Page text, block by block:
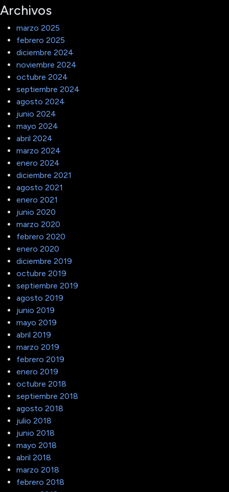
Archivos
marzo 2025
febrero 2025
diciembre 2024
noviembre 2024
octubre 2024
septiembre 2024
agosto 2024
junio 2024
mayo 2024
abril 2024
marzo 2024
enero 2024
diciembre 2021
agosto 2021
enero 2021
junio 2020
marzo 2020
febrero 2020
enero 2020
diciembre 2019
octubre 2019
septiembre 2019
agosto 2019
junio 2019
mayo 2019
abril 2019
marzo 2019
febrero 2019
enero 2019
octubre 2018
septiembre 2018
agosto 2018
julio 2018
junio 2018
mayo 2018
abril 2018
marzo 2018
febrero 2018